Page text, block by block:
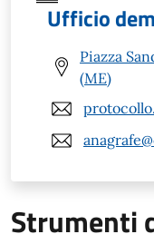
Ufficio
Piazza
(ME)
Strumenti